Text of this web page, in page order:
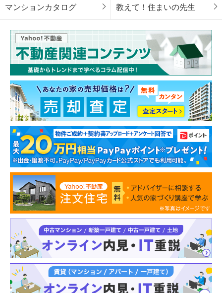
マンションカタログ 教えて！住まいの先生